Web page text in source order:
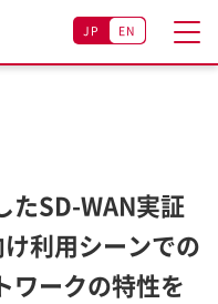
JP EN
たSD-WAN実証
利用シーンでの
ワークの特性を